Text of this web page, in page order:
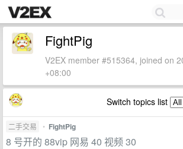
FightPig
V2EX member #515364, joined on
+08:00
Switch topics list
二手交易 • FightPig
8 号开的 88vip 网易 40 视频 30